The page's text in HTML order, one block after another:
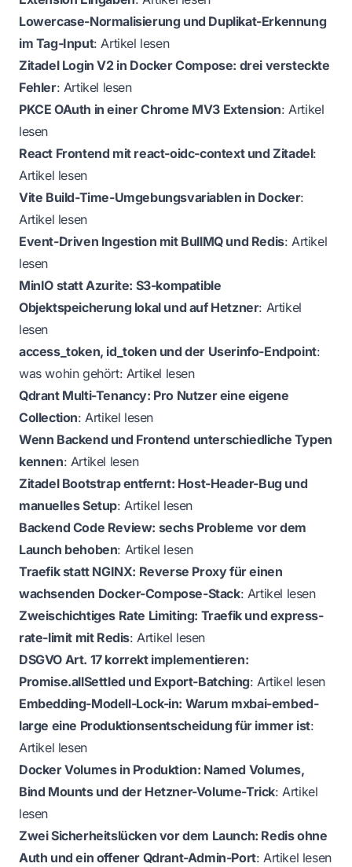
Lowercase-Normalisierung und Duplikat-Erkennung
im Tag-Input: Artikel lesen
Zitadel Login V2 in Docker Compose: drei versteckte
Fehler: Artikel lesen
PKCE OAuth in einer Chrome MV3 Extension: Artikel
lesen
React Frontend mit react-oidc-context und Zitadel:
Artikel lesen
Vite Build-Time-Umgebungsvariablen in Docker:
Artikel lesen
Event-Driven Ingestion mit BullMQ und Redis: Artikel
lesen
MinIO statt Azurite: S3-kompatible
Objektspeicherung lokal und auf Hetzner: Artikel
lesen
access_token, id_token und der Userinfo-Endpoint:
was wohin gehört: Artikel lesen
Qdrant Multi-Tenancy: Pro Nutzer eine eigene
Collection: Artikel lesen
Wenn Backend und Frontend unterschiedliche Typen
kennen: Artikel lesen
Zitadel Bootstrap entfernt: Host-Header-Bug und
manuelles Setup: Artikel lesen
Backend Code Review: sechs Probleme vor dem
Launch behoben: Artikel lesen
Traefik statt NGINX: Reverse Proxy für einen
wachsenden Docker-Compose-Stack: Artikel lesen
Zweischichtiges Rate Limiting: Traefik und express-
rate-limit mit Redis: Artikel lesen
DSGVO Art. 17 korrekt implementieren:
Promise.allSettled und Export-Batching: Artikel lesen
Embedding-Modell-Lock-in: Warum mxbai-embed-
large eine Produktionsentscheidung für immer ist:
Artikel lesen
Docker Volumes in Produktion: Named Volumes,
Bind Mounts und der Hetzner-Volume-Trick: Artikel
lesen
Zwei Sicherheitslücken vor dem Launch: Redis ohne
Auth und ein offener Qdrant-Admin-Port: Artikel lesen